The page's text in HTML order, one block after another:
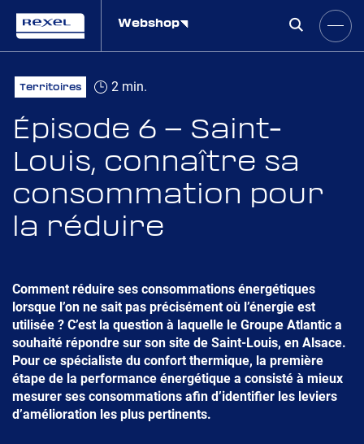
Webshop
Territoires 2 min.
Épisode 6 – Saint-
Louis, connaître sa
consommation pour
la réduire
Comment réduire ses consommations énergétiques
lorsque l’on ne sait pas précisément où l’énergie est
utilisée ? C’est la question à laquelle le Groupe Atlantic a
souhaité répondre sur son site de Saint-Louis, en Alsace.
Pour ce spécialiste du confort thermique, la première
étape de la performance énergétique a consisté à mieux
mesurer ses consommations afin d’identifier les leviers
d’amélioration les plus pertinents.